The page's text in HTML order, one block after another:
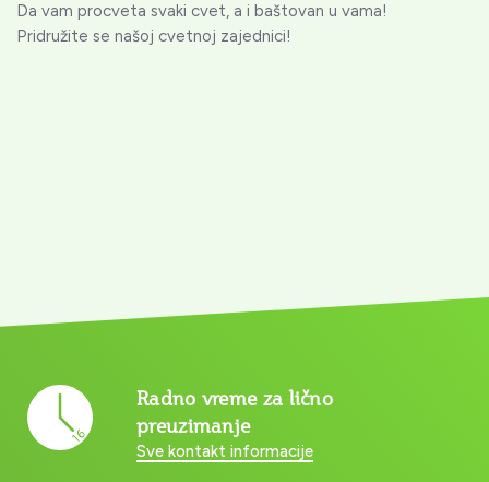
Da vam procveta svaki cvet, a i baštovan u vama!
Pridružite se našoj cvetnoj zajednici!
Radno vreme za lično
preuzimanje
Sve kontakt informacije